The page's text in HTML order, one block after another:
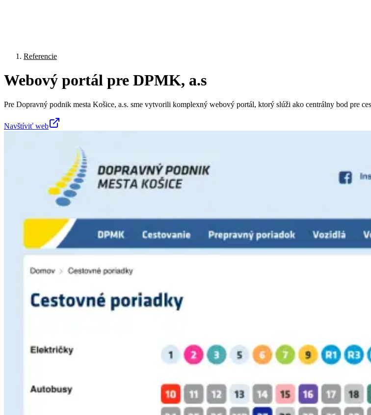
Referencie
Webový portál pre DPMK, a.s
Pre Dopravný podnik mesta Košice, a.s. sme vytvorili komplexný webový portál, ktorý slúži ako centrálny bod pre
Navštíviť web